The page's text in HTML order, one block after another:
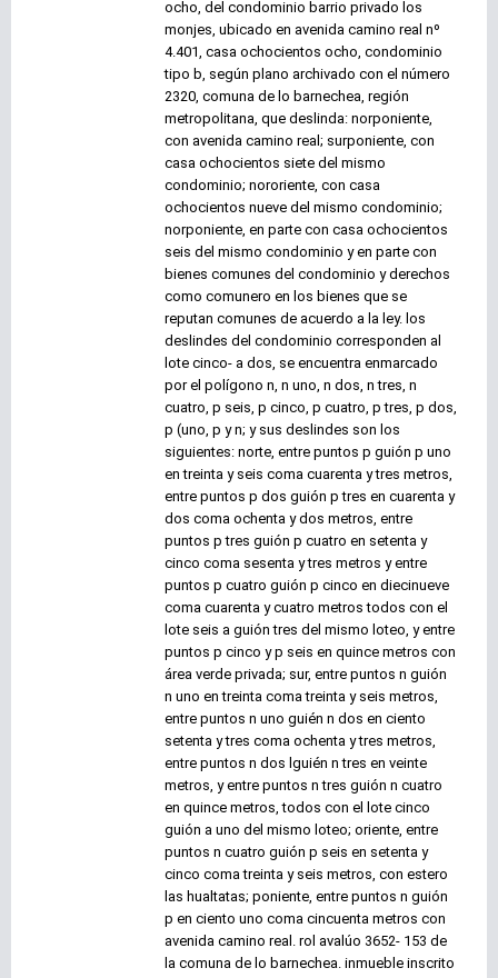
ocho, del condominio barrio privado los
monjes, ubicado en avenida camino real nº
4.401, casa ochocientos ocho, condominio
tipo b, según plano archivado con el número
2320, comuna de lo barnechea, región
metropolitana, que deslinda: norponiente,
con avenida camino real; surponiente, con
casa ochocientos siete del mismo
condominio; nororiente, con casa
ochocientos nueve del mismo condominio;
norponiente, en parte con casa ochocientos
seis del mismo condominio y en parte con
bienes comunes del condominio y derechos
como comunero en los bienes que se
reputan comunes de acuerdo a la ley. los
deslindes del condominio corresponden al
lote cinco- a dos, se encuentra enmarcado
por el polígono n, n uno, n dos, n tres, n
cuatro, p seis, p cinco, p cuatro, p tres, p dos,
p (uno, p y n; y sus deslindes son los
siguientes: norte, entre puntos p guión p uno
en treinta y seis coma cuarenta y tres metros,
entre puntos p dos guión p tres en cuarenta y
dos coma ochenta y dos metros, entre
puntos p tres guión p cuatro en setenta y
cinco coma sesenta y tres metros y entre
puntos p cuatro guión p cinco en diecinueve
coma cuarenta y cuatro metros todos con el
lote seis a guión tres del mismo loteo, y entre
puntos p cinco y p seis en quince metros con
área verde privada; sur, entre puntos n guión
n uno en treinta coma treinta y seis metros,
entre puntos n uno guién n dos en ciento
setenta y tres coma ochenta y tres metros,
entre puntos n dos lguién n tres en veinte
metros, y entre puntos n tres guión n cuatro
en quince metros, todos con el lote cinco
guión a uno del mismo loteo; oriente, entre
puntos n cuatro guión p seis en setenta y
cinco coma treinta y seis metros, con estero
las hualtatas; poniente, entre puntos n guión
p en ciento uno coma cincuenta metros con
avenida camino real. rol avalúo 3652- 153 de
la comuna de lo barnechea. inmueble inscrito